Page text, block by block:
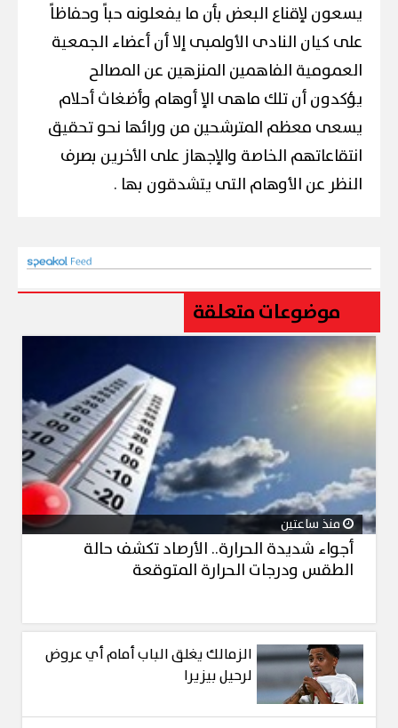
يسعون لإقناع البعض بأن ما يفعلونه حباً وحفاظاً
على كيان النادى الأولمبى إلا أن أعضاء الجمعية
العمومية الفاهمين المنزهين عن المصالح
يؤكدون أن تلك ماهى الإ أوهام وأضغاث أحلام
يسعى معظم المترشحين من ورائها نحو تحقيق
انتقاعاتهم الخاصة والإجهاز على الأخرين بصرف
النظر عن الأوهام التى يتشدقون بها .
موضوعات متعلقة
منذ ساعتين
أجواء شديدة الحرارة.. الأرصاد تكشف حالة
الطقس ودرجات الحرارة المتوقعة
الزمالك يغلق الباب أمام أي عروض
لرحيل بيزيرا